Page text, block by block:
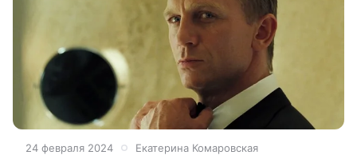
24 февраля 2024 Екатерина Комаровская